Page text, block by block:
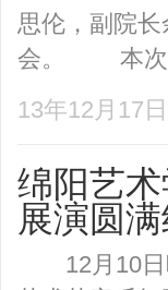
思伦，副院
会。 本次音
13年12月17
绵阳艺
展演圆
12月10日